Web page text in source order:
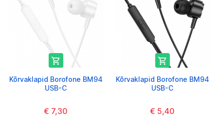

Kõrvaklapid Borofone BM94
USB-C
€ 7,30

Kõrvaklapid Borofone BM94
USB-C
€ 5,40